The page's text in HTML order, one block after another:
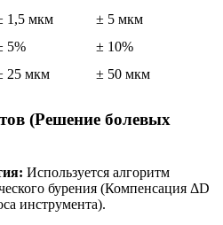
1,5 мкм
± 5 мкм
5%
± 10%
25 мкм ± 50 мкм
(Решение болевых
Используется алгоритм
бурения (Компенсация ΔD
инструмента).